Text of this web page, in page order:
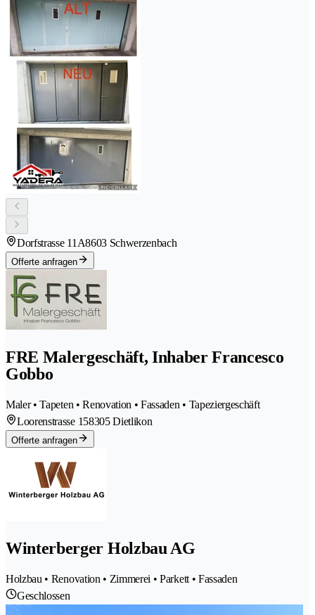
Dorfstrasse 11A8603 Schwerzenbach
Offerte anfragen
FRE Malergeschäft, Inhaber Francesco
Gobbo
Maler • Tapeten • Renovation • Fassaden • Tapeziergeschäft
Loorenstrasse 158305 Dietlikon
Offerte anfragen
Winterberger Holzbau AG
Holzbau • Renovation • Zimmerei • Parkett • Fassaden
Geschlossen